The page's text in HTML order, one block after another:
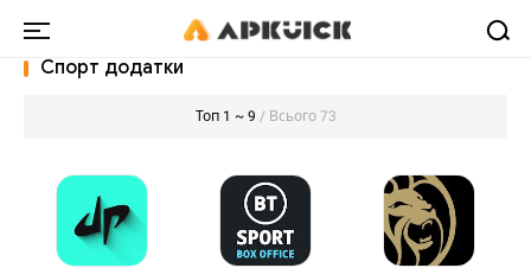
Спорт додатки
Топ 1 ~ 9 / Всього 73